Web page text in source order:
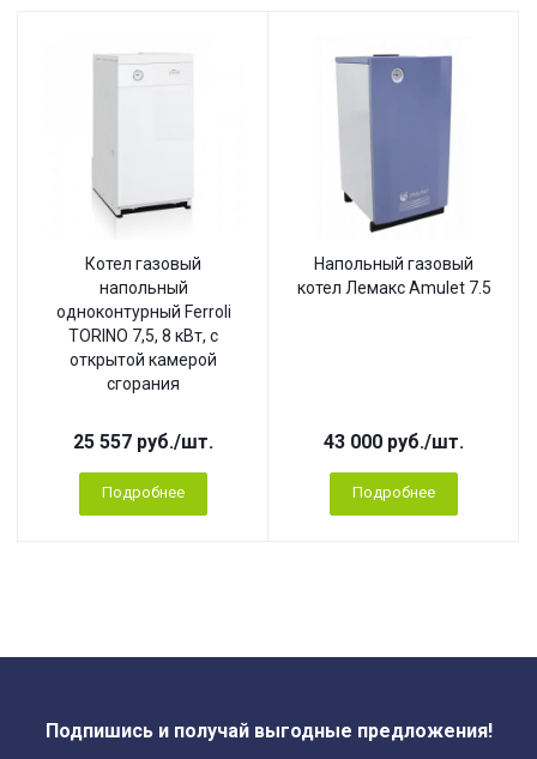
Котел газовый
напольный
одноконтурный Ferroli
TORINO 7,5, 8 кВт, с
открытой камерой
сгорания
25 557 руб./шт.
Подробнее
Напольный газовый
котел Лемакс Amulet 7.5
43 000 руб./шт.
Подробнее
Подпишись и получай выгодные предложения!